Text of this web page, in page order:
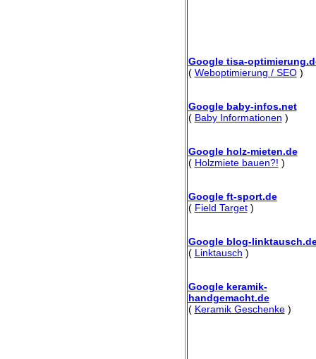
Google tisa-
( Weboptimierung / SEO)
Google baby-infos.net
( Baby Informationen )
Google holz-mieten.de
( Holzmiete bauen?! )
Google ft-sport.de
( Field Target)
Google blog-
( Linktausch )
Google keramik-
handgemacht.de
( Keramik Geschenke)